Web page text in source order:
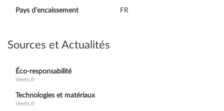
Pays d’encaissement FR
Sources et Actualités
Éco-responsabilité
Veets.fr
Technologies et matériaux
Veets.fr